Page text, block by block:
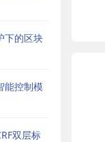
下的区块
能控制模
双层标